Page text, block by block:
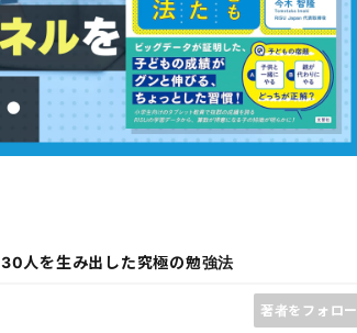
人を生み出した究極の勉強法
著者をフォロー